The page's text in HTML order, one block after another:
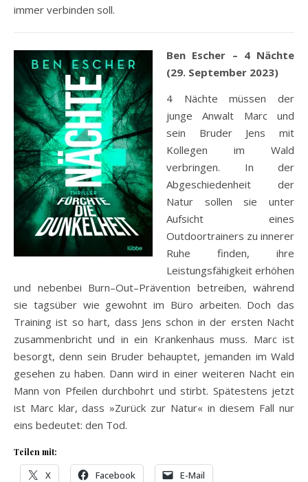
immer verbinden soll.
Ben Escher – 4 Nächte
(29. September 2023)
4 Nächte müssen der
junge Anwalt Marc und
sein Bruder Jens mit
Kollegen im Wald
verbringen. In der
Abgeschiedenheit der
Natur sollen sie unter
Aufsicht eines
Outdoortrainers zu innerer
Ruhe finden, ihre
Leistungsfähigkeit erhöhen
und nebenbei Burn–Out–Prävention betreiben, während
sie tagsüber wie gewohnt im Büro arbeiten. Doch das
Training ist so hart, dass Jens schon in der ersten Nacht
zusammenbricht und in ein Krankenhaus muss. Marc ist
besorgt, denn sein Bruder behauptet, jemanden im Wald
gesehen zu haben. Dann wird in einer weiteren Nacht ein
Mann von Pfeilen durchbohrt und stirbt. Spätestens jetzt
ist Marc klar, dass »Zurück zur Natur« in diesem Fall nur
eins bedeutet: den Tod.
Teilen mit:
X Facebook E-Mail